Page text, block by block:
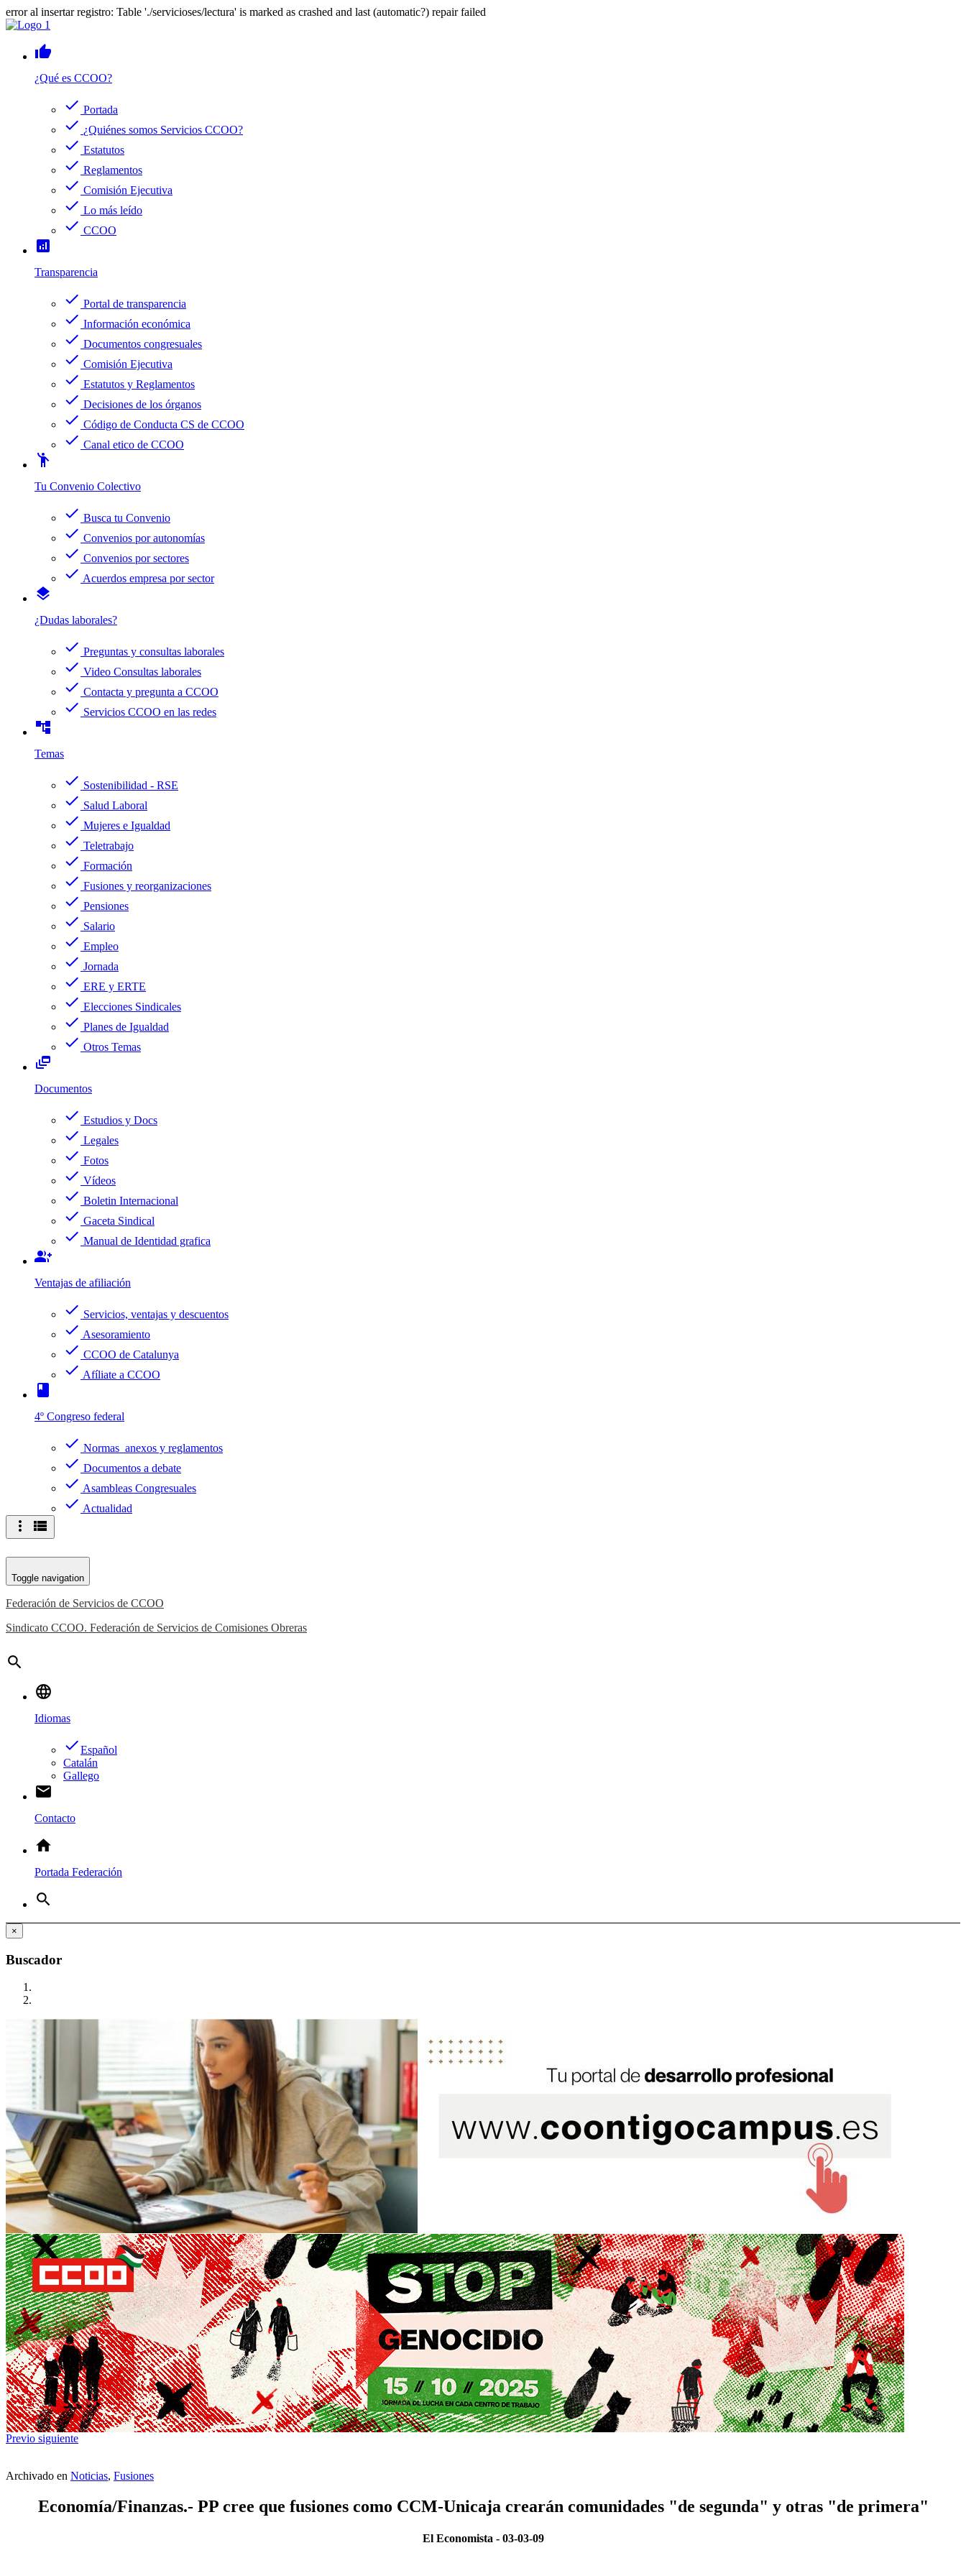
error al insertar registro: Table './servicioses/lectura' is marked as crashed and last (automatic?) repair failed
thumb_up
¿Qué es CCOO?
check Portada
check ¿Quiénes somos Servicios CCOO?
check Estatutos
check Reglamentos
check Comisión Ejecutiva
check Lo más leído
check CCOO
analytics
Transparencia
check Portal de transparencia
check Información económica
check Documentos congresuales
check Comisión Ejecutiva
check Estatutos y Reglamentos
check Decisiones de los órganos
check Código de Conducta CS de CCOO
check Canal etico de CCOO
emoji_people
Tu Convenio Colectivo
check Busca tu Convenio
check Convenios por autonomías
check Convenios por sectores
check Acuerdos empresa por sector
layers
¿Dudas laborales?
check Preguntas y consultas laborales
check Video Consultas laborales
check Contacta y pregunta a CCOO
check Servicios CCOO en las redes
account_tree
Temas
check Sostenibilidad - RSE
check Salud Laboral
check Mujeres e Igualdad
check Teletrabajo
check Formación
check Fusiones y reorganizaciones
check Pensiones
check Salario
check Empleo
check Jornada
check ERE y ERTE
check Elecciones Sindicales
check Planes de Igualdad
check Otros Temas
dynamic_feed
Documentos
check Estudios y Docs
check Legales
check Fotos
check Vídeos
check Boletin Internacional
check Gaceta Sindical
check Manual de Identidad grafica
group_add
Ventajas de afiliación
check Servicios, ventajas y descuentos
check Asesoramiento
check CCOO de Catalunya
check Afíliate a CCOO
book
4º Congreso federal
check Normas anexos y reglamentos
check Documentos a debate
check Asambleas Congresuales
check Actualidad
more_vert view_list
Toggle navigation
Federación de Servicios de CCOO
Sindicato CCOO. Federación de Servicios de Comisiones Obreras
search
language
Idiomas
doneEspañol
Catalán
Gallego
email
Contacto
home
Portada Federación
search
×
Buscador
Previo siguiente
Archivado en Noticias, Fusiones
Economía/Finanzas.- PP cree que fusiones como CCM-Unicaja crearán comunidades "de segunda" y otras "de primera"
El Economista - 03-03-09